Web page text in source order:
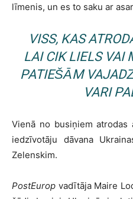
līmenis, un es to saku ar
VISS, KAS
LAI CIK LIELS VAI
PATIEŠĀM
VARI
Vienā no busiņiem
iedzīvotāju dāvana
Zelenskim.
PostEurop vadītāja Maire